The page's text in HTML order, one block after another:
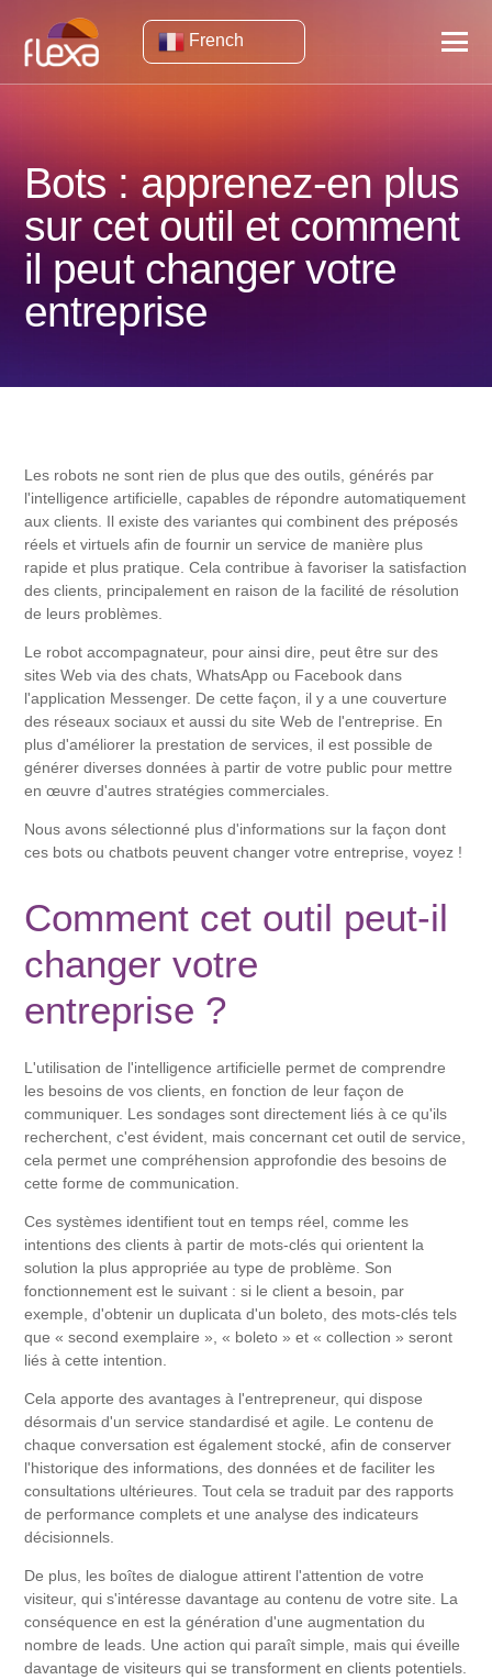
French
Bots : apprenez-en plus
sur cet outil et comment
il peut changer votre
entreprise
Les robots ne sont rien de plus que des outils, générés par
l'intelligence artificielle, capables de répondre automatiquement
aux clients. Il existe des variantes qui combinent des préposés
réels et virtuels afin de fournir un service de manière plus
rapide et plus pratique. Cela contribue à favoriser la satisfaction
des clients, principalement en raison de la facilité de résolution
de leurs problèmes.
Le robot accompagnateur, pour ainsi dire, peut être sur des
sites Web via des chats, WhatsApp ou Facebook dans
l'application Messenger. De cette façon, il y a une couverture
des réseaux sociaux et aussi du site Web de l'entreprise. En
plus d'améliorer la prestation de services, il est possible de
générer diverses données à partir de votre public pour mettre
en œuvre d'autres stratégies commerciales.
Nous avons sélectionné plus d'informations sur la façon dont
ces bots ou chatbots peuvent changer votre entreprise, voyez !
Comment cet outil peut-il
changer votre
entreprise ?
L'utilisation de l'intelligence artificielle permet de comprendre
les besoins de vos clients, en fonction de leur façon de
communiquer. Les sondages sont directement liés à ce qu'ils
recherchent, c'est évident, mais concernant cet outil de service,
cela permet une compréhension approfondie des besoins de
cette forme de communication.
Ces systèmes identifient tout en temps réel, comme les
intentions des clients à partir de mots-clés qui orientent la
solution la plus appropriée au type de problème. Son
fonctionnement est le suivant : si le client a besoin, par
exemple, d'obtenir un duplicata d'un boleto, des mots-clés tels
que « second exemplaire », « boleto » et « collection » seront
liés à cette intention.
Cela apporte des avantages à l'entrepreneur, qui dispose
désormais d'un service standardisé et agile. Le contenu de
chaque conversation est également stocké, afin de conserver
l'historique des informations, des données et de faciliter les
consultations ultérieures. Tout cela se traduit par des rapports
de performance complets et une analyse des indicateurs
décisionnels.
De plus, les boîtes de dialogue attirent l'attention de votre
visiteur, qui s'intéresse davantage au contenu de votre site. La
conséquence en est la génération d'une augmentation du
nombre de leads. Une action qui paraît simple, mais qui éveille
davantage de visiteurs qui se transforment en clients potentiels.